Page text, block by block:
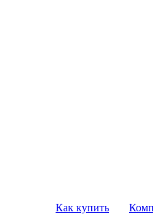
Как купить